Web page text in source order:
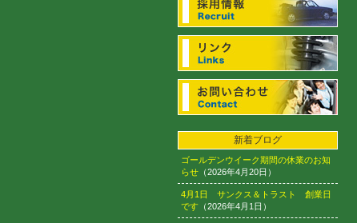
新着ブログ
ゴールデンウイーク期間の休業のお知
らせ （2026年4月20日）
4月1日 サンクス＆トラスト 創業日
です （2026年4月1日）